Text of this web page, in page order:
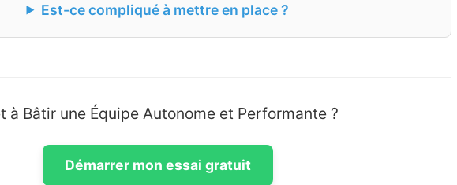
Est-ce compliqué à mettre en place ?
à Bâtir une Équipe Autonome et Performante ?
Démarrer mon essai gratuit